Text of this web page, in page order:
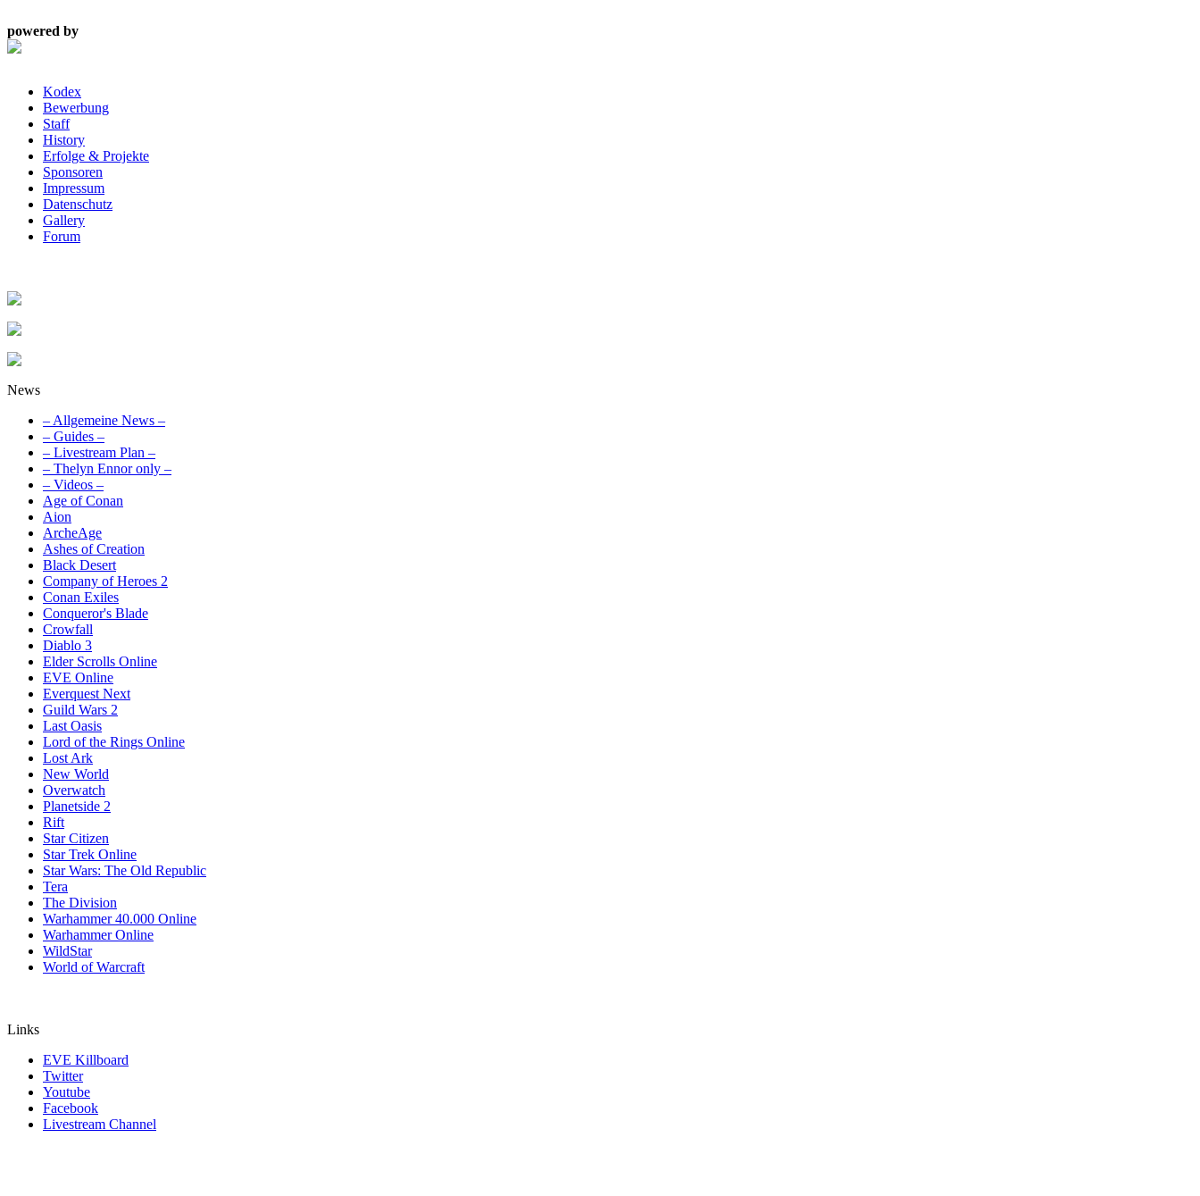
powered by
Kodex
Bewerbung
Staff
History
Erfolge & Projekte
Sponsoren
Impressum
Datenschutz
Gallery
Forum
News
– Allgemeine News –
– Guides –
– Livestream Plan –
– Thelyn Ennor only –
– Videos –
Age of Conan
Aion
ArcheAge
Ashes of Creation
Black Desert
Company of Heroes 2
Conan Exiles
Conqueror's Blade
Crowfall
Diablo 3
Elder Scrolls Online
EVE Online
Everquest Next
Guild Wars 2
Last Oasis
Lord of the Rings Online
Lost Ark
New World
Overwatch
Planetside 2
Rift
Star Citizen
Star Trek Online
Star Wars: The Old Republic
Tera
The Division
Warhammer 40.000 Online
Warhammer Online
WildStar
World of Warcraft
Links
EVE Killboard
Twitter
Youtube
Facebook
Livestream Channel